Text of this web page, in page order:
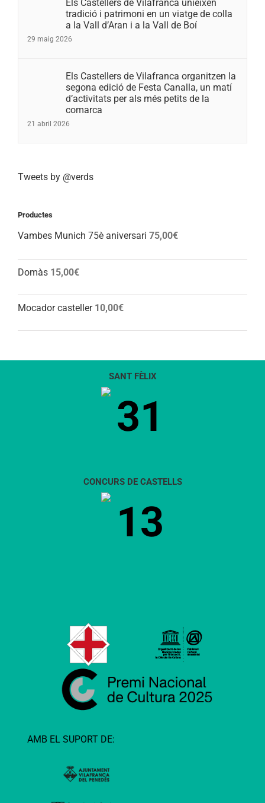
Els Castellers de Vilafranca unieixen
tradició i patrimoni en un viatge de colla
a la Vall d’Aran i a la Vall de Boí
29 maig 2026
Els Castellers de Vilafranca organitzen la
segona edició de Festa Canalla, un matí
d’activitats per als més petits de la
comarca
21 abril 2026
Tweets by @verds
Productes
Vambes Munich 75è aniversari 75,00€
Domàs 15,00€
Mocador casteller 10,00€
SANT FÈLIX
31
CONCURS DE CASTELLS
13
AMB EL SUPORT DE: